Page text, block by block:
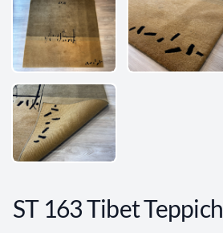
ST 163 Tibet Teppich